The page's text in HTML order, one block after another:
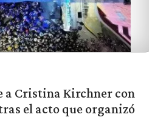
a Cristina Kirchner con
el acto que organizó